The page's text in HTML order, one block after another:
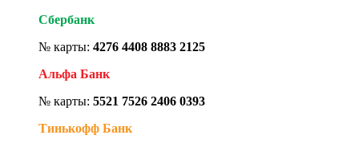
Сбербанк
№ карты: 4276 4408 8883 2125
Альфа Банк
№ карты: 5521 7526 2406 0393
Тинькофф Банк